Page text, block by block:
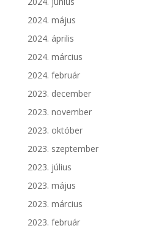
2024. május
2024. április
2024. március
2024. február
2023. december
2023. november
2023. október
2023. szeptember
2023. július
2023. május
2023. március
2023. február